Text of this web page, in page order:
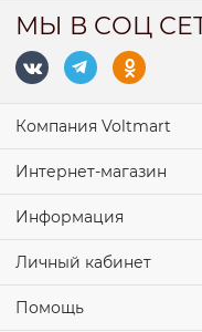
МЫ В СОЦ
Компания Voltmart
Интернет-магазин
Информация
Личный кабинет
Помощь